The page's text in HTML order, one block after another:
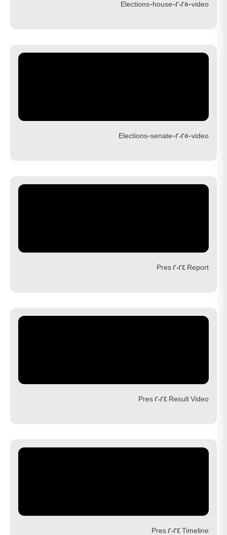
Elections-house-2025-video
Elections-senate-2025-video
Pres 2024 Report
Pres 2024 Result Video
Pres 2024 Timeline